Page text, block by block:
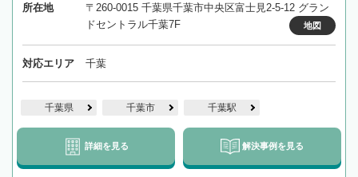
所在地
〒260-0015 千葉県千葉市中央区富士見2-5-12 グラン
ドセントラル千葉7F
地図
対応エリア 千葉
千葉県 千葉市 千葉駅
詳細を見る 解決事例を見る